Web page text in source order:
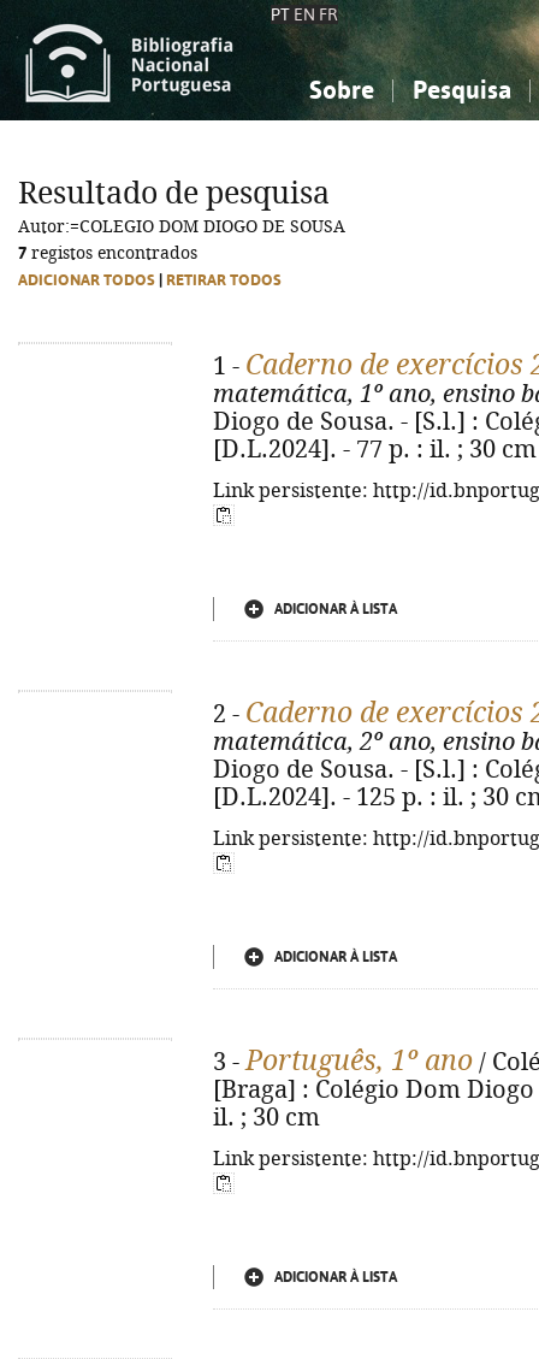
PT EN FR
Sobre Pesquisa
Ciências sociais...
Ciências sociais...
Resultado de pesquisa
Autor:=COLEGIO DOM DIOGO DE SOUSA
7 registos encontrados
ADICIONAR TODOS RETIRAR TODOS
1 - Caderno de exercícios
matemática, 1º ano, ensino
Diogo de Sousa. - [S.l.] :
[D.L.2024]. - 77 p. : il. ; 30 cm
Link persistente: http://
ADICIONAR À LISTA
2 - Caderno de exercícios
matemática, 2º ano, ensino
Diogo de Sousa. - [S.l.] :
[D.L.2024]. - 125 p. : il. ; 30
Link persistente: http://
ADICIONAR À LISTA
3 -Português, 1º ano /
[Braga] : Colégio Dom
il. ; 30 cm
Link persistente: http://
ADICIONAR À LISTA